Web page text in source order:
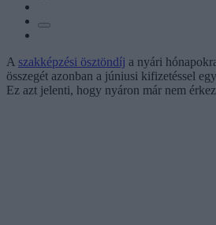
A szakképzési ösztöndíj a nyári
összegét azonban a júniusi kifizetéssel
Ez azt jelenti, hogy nyáron már nem